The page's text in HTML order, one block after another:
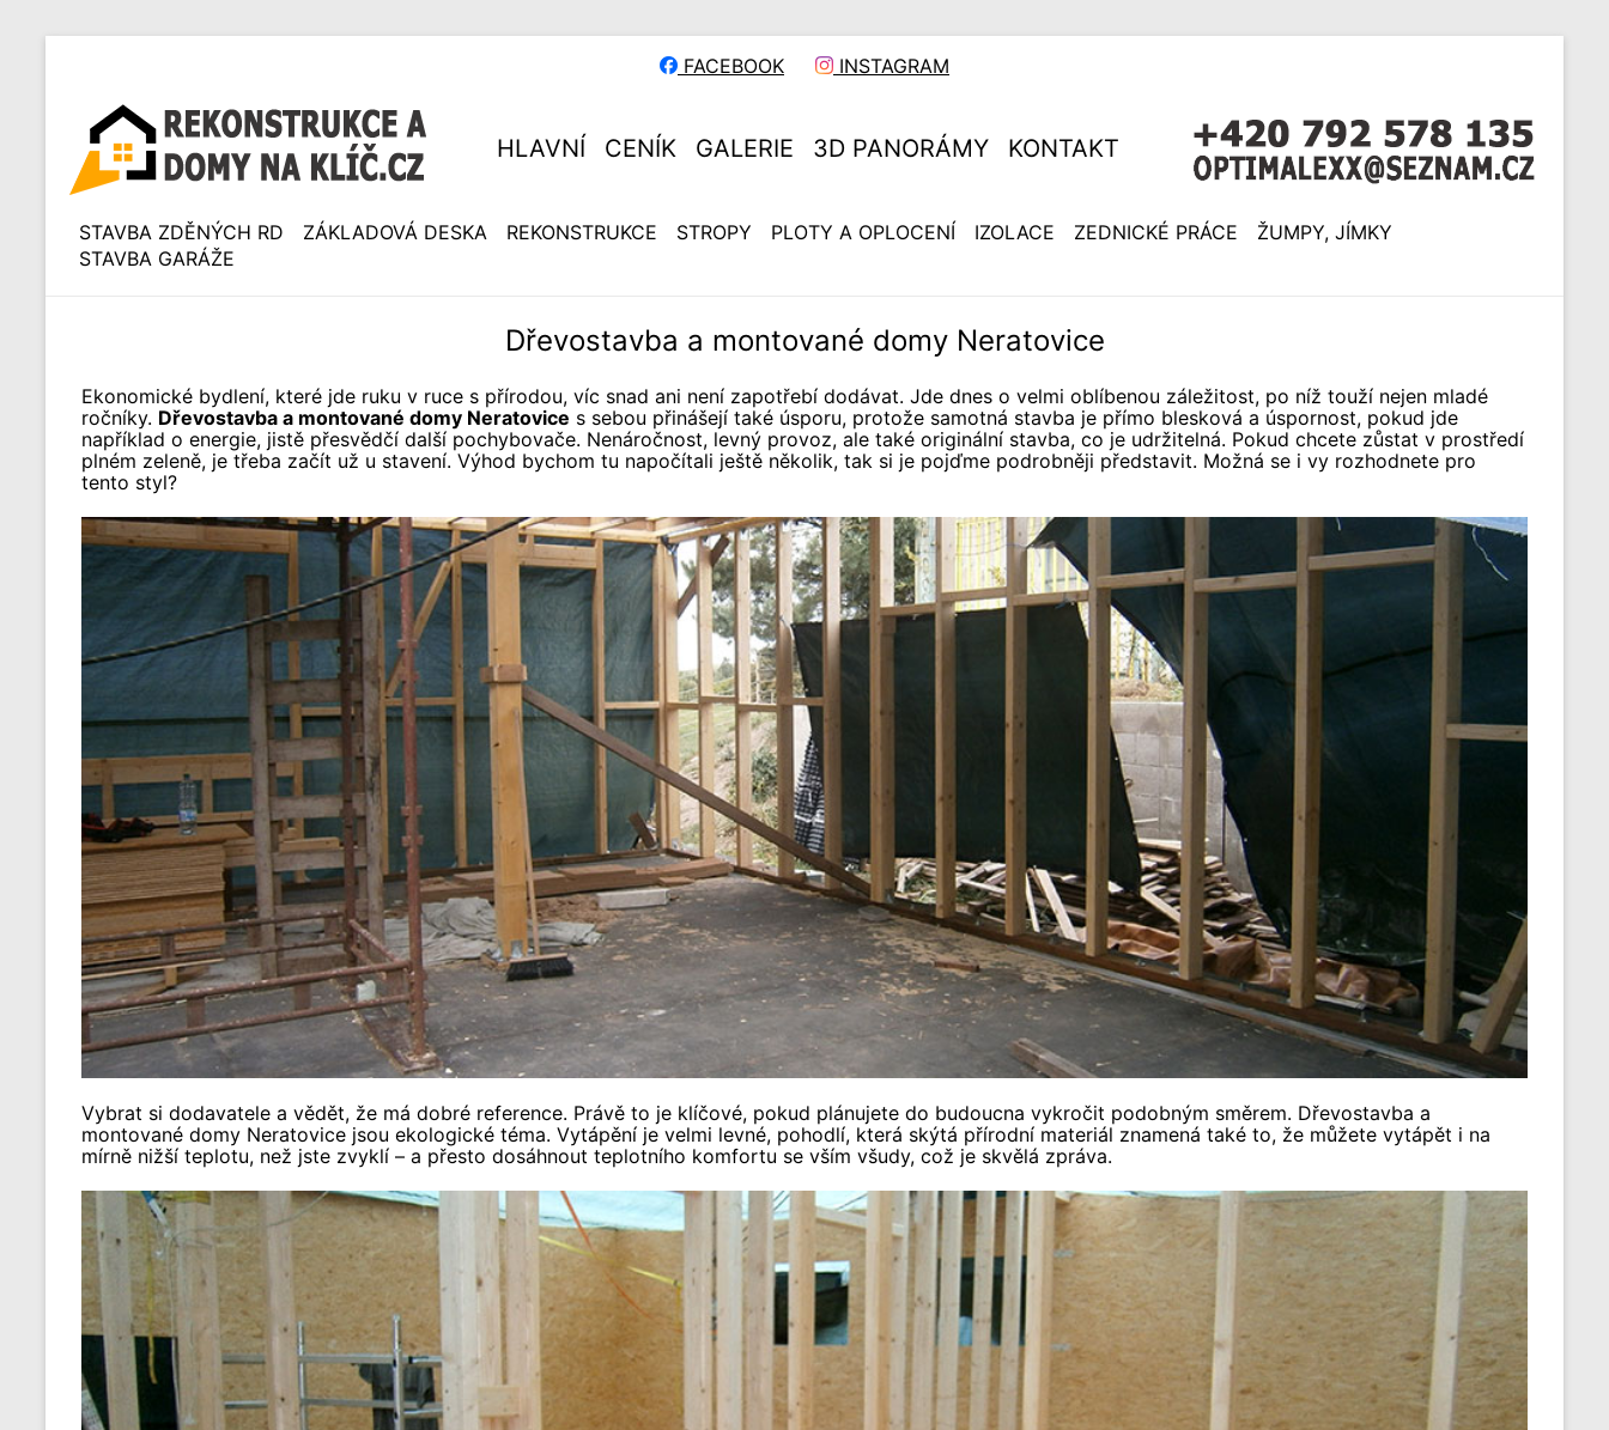
FACEBOOK INSTAGRAM
HLAVNÍ CENÍK GALERIE 3D PANORÁMY KONTAKT
STAVBA ZDĚNÝCH RD ZÁKLADOVÁ DESKA REKONSTRUKCE STROPY PLOTY A OPLOCENÍ IZOLACE ZEDNICKÉ PRÁCE
ŽUMPY, JÍMKY
STAVBA GARÁŽE
Dřevostavba a montované domy Neratovice
Ekonomické bydlení, které jde ruku v ruce s přírodou, víc snad ani není zapotřebí dodávat. Jde dnes o velmi oblíbenou záležitost, po níž touží nejen mladé
ročníky. Dřevostavba a montované domy Neratovice s sebou přinášejí také úsporu, protože samotná stavba je přímo blesková a úspornost, pokud jde
například o energie, jistě přesvědčí další pochybovače. Nenáročnost, levný provoz, ale také originální stavba, co je udržitelná. Pokud chcete zůstat v prostředí
plném zeleně, je třeba začít už u stavení. Výhod bychom tu napočítali ještě několik, tak si je pojďme podrobněji představit. Možná se i vy rozhodnete pro
tento styl?
Vybrat si dodavatele a vědět, že má dobré reference. Právě to je klíčové, pokud plánujete do budoucna vykročit podobným směrem. Dřevostavba a
montované domy Neratovice jsou ekologické téma. Vytápění je velmi levné, pohodlí, která skýtá přírodní materiál znamená také to, že můžete vytápět i na
mírně nižší teplotu, než jste zvyklí – a přesto dosáhnout teplotního komfortu se vším všudy, což je skvělá zpráva.